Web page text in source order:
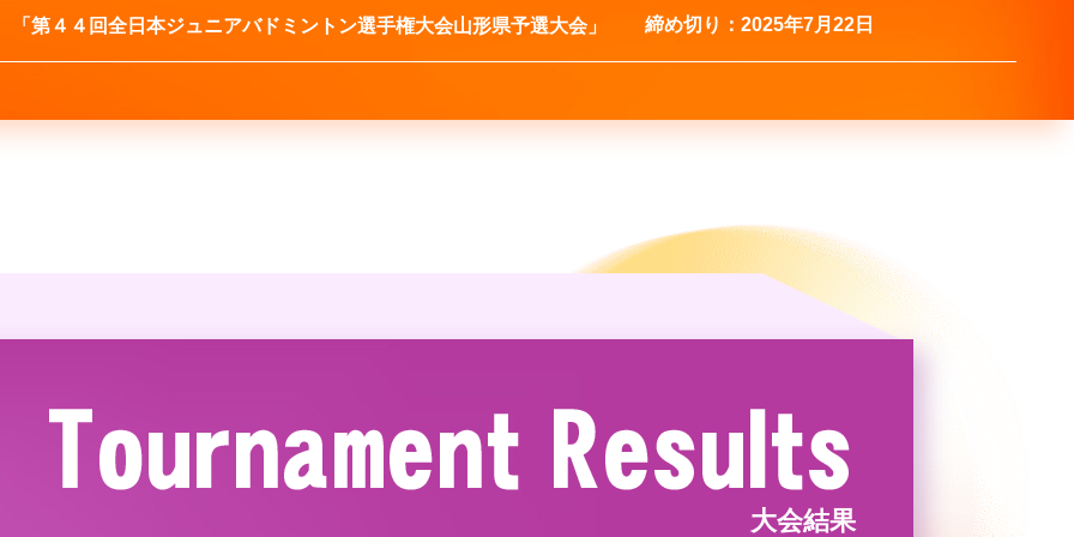
「第４４回全日本ジュニアバドミントン選手権大会山形県予選大会」 締め切り：2025年7月22日
大会結果